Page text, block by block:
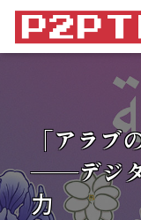
「アラブ
――デジタ
力